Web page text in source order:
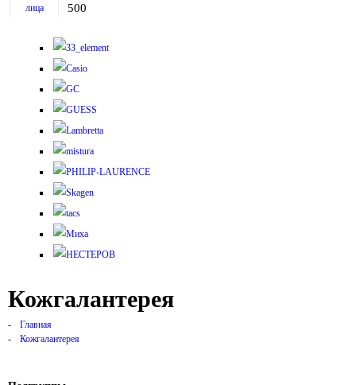
500
Кожгалантерея
Главная
Кожгалантерея